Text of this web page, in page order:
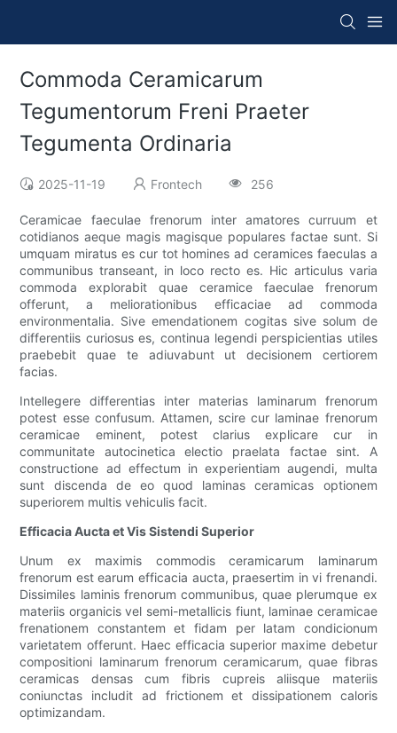
Commoda Ceramicarum
Tegumentorum Freni Praeter
Tegumenta Ordinaria
2025-11-19 Frontech 256
Ceramicae faeculae frenorum inter amatores curruum et
cotidianos aeque magis magisque populares factae sunt. Si
umquam miratus es cur tot homines ad ceramices faeculas a
communibus transeant, in loco recto es. Hic articulus varia
commoda explorabit quae ceramice faeculae frenorum
offerunt, a meliorationibus efficaciae ad commoda
environmentalia. Sive emendationem cogitas sive solum de
differentiis curiosus es, continua legendi perspicientias utiles
praebebit quae te adiuvabunt ut decisionem certiorem
facias.
Intellegere differentias inter materias laminarum frenorum
potest esse confusum. Attamen, scire cur laminae frenorum
ceramicae eminent, potest clarius explicare cur in
communitate autocinetica electio praelata factae sint. A
constructione ad effectum in experientiam augendi, multa
sunt discenda de eo quod laminas ceramicas optionem
superiorem multis vehiculis facit.
Efficacia Aucta et Vis Sistendi Superior
Unum ex maximis commodis ceramicarum laminarum
frenorum est earum efficacia aucta, praesertim in vi frenandi.
Dissimiles laminis frenorum communibus, quae plerumque ex
materiis organicis vel semi-metallicis fiunt, laminae ceramicae
frenationem constantem et fidam per latam condicionum
varietatem offerunt. Haec efficacia superior maxime debetur
compositioni laminarum frenorum ceramicarum, quae fibras
ceramicas densas cum fibris cupreis aliisque materiis
coniunctas includit ad frictionem et dissipationem caloris
optimizandam.